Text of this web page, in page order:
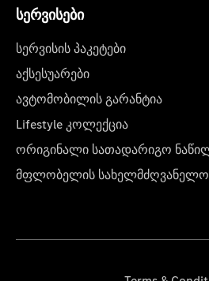
სერვისები
სერვისის პაკეტები
აქსესუარები
ავტომობილის გარანტია
Lifestyle კოლექცია
ორიგინალი სათადარიგო
მფლობელის